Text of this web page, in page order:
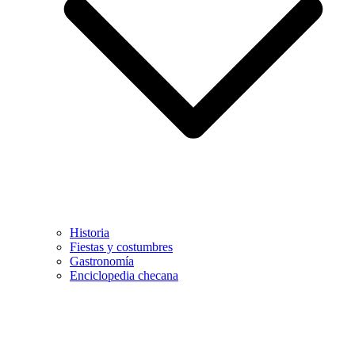
Historia
Fiestas y costumbres
Gastronomía
Enciclopedia checana